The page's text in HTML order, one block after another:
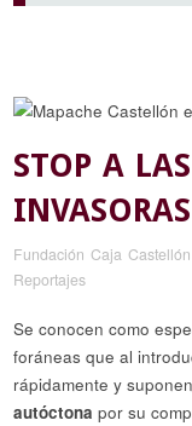
STOP A
INVASORAS
Fundación Caja Castellón
Reportajes
Se conocen como
foráneas que al
rápidamente y
autóctona por su